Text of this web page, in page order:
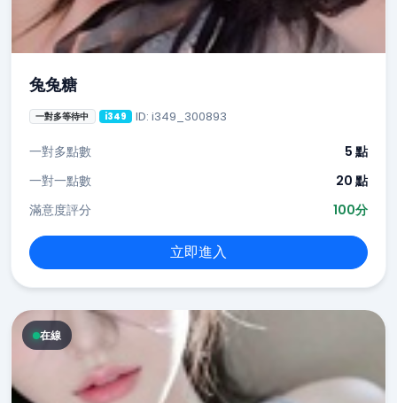
兔兔糖
一對多等待中 i349 ID: i349_300893
一對多點數
5 點
一對一點數
20 點
滿意度評分
100分
立即進入
在線